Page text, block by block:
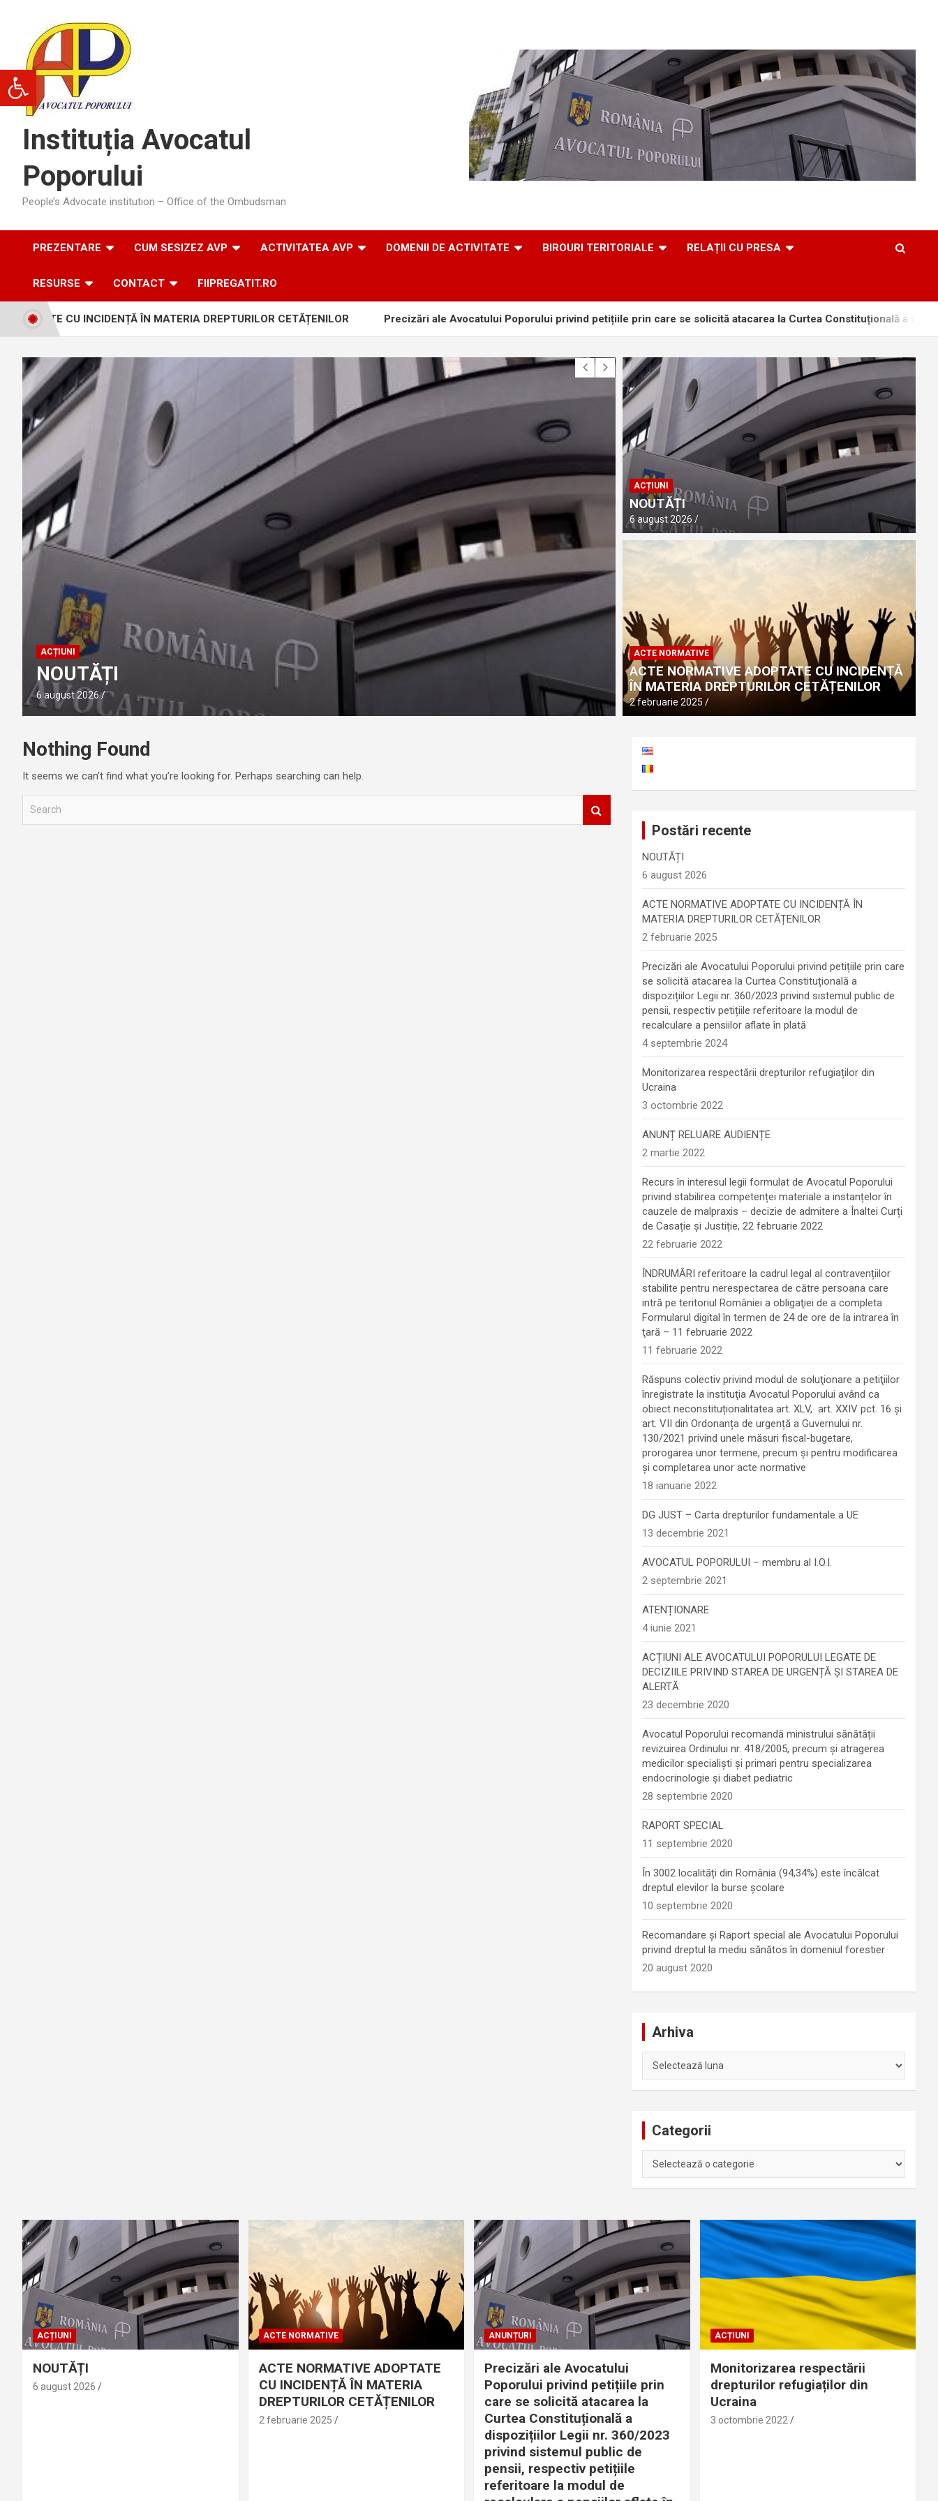
Deschide bara de unelte
Instituția Avocatul
Poporului
People’s Advocate institution – Office of the Ombudsman
PREZENTARE CUM SESIZEZ AVP ACTIVITATEA AVP DOMENII DE ACTIVITATE BIROURI TERITORIALE RELAȚII CU PRESA
RESURSE CONTACT FIIPREGATIT.RO
INCIDENȚĂ ÎN MATERIA DREPTURILOR CETĂȚENILOR Precizări ale Avocatului Poporului privind petițiile prin care se solicită atacarea la Curtea Constituțională a dispozițiilor
ACȚIUNI
NOUTĂȚI
6 august 2026
ACTE NORMATIVE
ACTE NORMATIVE ADOPTATE
DREPTURILOR CETĂȚENILOR
2 februarie 2025
ACȚIUNI
NOUTĂȚI
6 august 2026
ACTE NORMATIVE
ACTE NORMATIVE ADOPTATE CU INCIDENȚĂ
ÎN MATERIA DREPTURILOR CETĂȚENILOR
2 februarie 2025
Nothing Found
It seems we can’t find what you’re looking for. Perhaps searching can help.
Postări recente
NOUTĂȚI
6 august 2026
ACTE NORMATIVE ADOPTATE CU INCIDENȚĂ ÎN
MATERIA DREPTURILOR CETĂȚENILOR
2 februarie 2025
Precizări ale Avocatului Poporului privind petițiile prin care
se solicită atacarea la Curtea Constituțională a
dispozițiilor Legii nr. 360/2023 privind sistemul public de
pensii, respectiv petițiile referitoare la modul de
recalculare a pensiilor aflate în plată
4 septembrie 2024
Monitorizarea respectării drepturilor refugiaților din
Ucraina
3 octombrie 2022
ANUNȚ RELUARE AUDIENȚE
2 martie 2022
Recurs în interesul legii formulat de Avocatul Poporului
privind stabilirea competenței materiale a instanțelor în
cauzele de malpraxis – decizie de admitere a Înaltei Curți
de Casație și Justiție, 22 februarie 2022
22 februarie 2022
ÎNDRUMĂRI referitoare la cadrul legal al contravențiilor
stabilite pentru nerespectarea de către persoana care
intră pe teritoriul României a obligaţiei de a completa
Formularul digital în termen de 24 de ore de la intrarea în
ţară – 11 februarie 2022
11 februarie 2022
Răspuns colectiv privind modul de soluţionare a petiţiilor
înregistrate la instituţia Avocatul Poporului având ca
obiect neconstituționalitatea art. XLV, art. XXIV pct. 16 și
art. VII din Ordonanța de urgență a Guvernului nr.
130/2021 privind unele măsuri fiscal-bugetare,
prorogarea unor termene, precum şi pentru modificarea
şi completarea unor acte normative
18 ianuarie 2022
DG JUST – Carta drepturilor fundamentale a UE
13 decembrie 2021
AVOCATUL POPORULUI – membru al I.O.I.
2 septembrie 2021
ATENȚIONARE
4 iunie 2021
ACȚIUNI ALE AVOCATULUI POPORULUI LEGATE DE
DECIZIILE PRIVIND STAREA DE URGENȚĂ ȘI STAREA DE
ALERTĂ
23 decembrie 2020
Avocatul Poporului recomandă ministrului sănătății
revizuirea Ordinului nr. 418/2005, precum și atragerea
medicilor specialiști și primari pentru specializarea
endocrinologie şi diabet pediatric
28 septembrie 2020
RAPORT SPECIAL
11 septembrie 2020
În 3002 localități din România (94,34%) este încălcat
dreptul elevilor la burse școlare
10 septembrie 2020
Recomandare și Raport special ale Avocatului Poporului
privind dreptul la mediu sănătos în domeniul forestier
20 august 2020
Arhiva
Categorii
ACȚIUNI
NOUTĂȚI
6 august 2026
ACTE NORMATIVE
ACTE NORMATIVE ADOPTATE
CU INCIDENȚĂ ÎN MATERIA
DREPTURILOR CETĂȚENILOR
2 februarie 2025
ANUNȚURI
Precizări ale Avocatului
Poporului privind petițiile prin
care se solicită atacarea la
Curtea Constituțională a
dispozițiilor Legii nr. 360/2023
privind sistemul public de
pensii, respectiv petițiile
referitoare la modul de
ACȚIUNI
Monitorizarea respectării
drepturilor refugiaților din
Ucraina
3 octombrie 2022